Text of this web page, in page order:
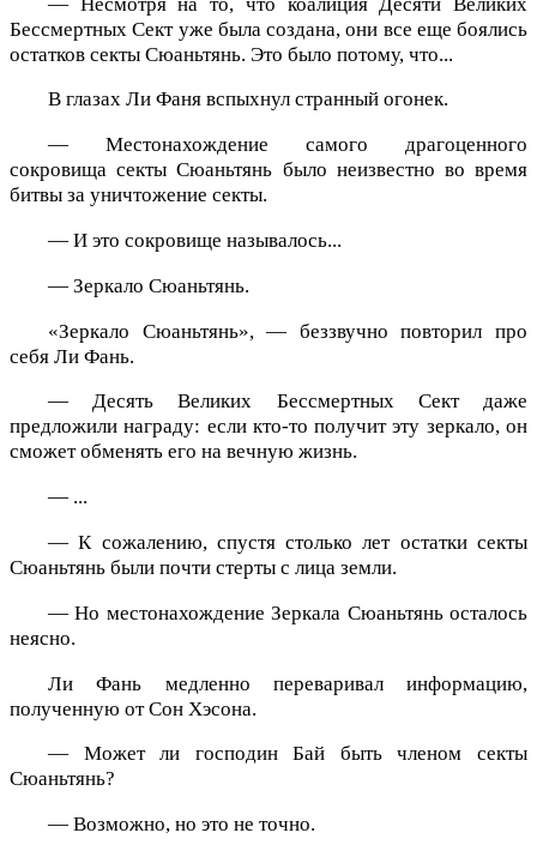
Бессмертных Сект уже была создана, они все еще боялись
остатков секты Сюаньтянь. Это было потому, что...
В глазах Ли Фаня вспыхнул странный огонек.
— Местонахождение самого драгоценного
сокровища секты Сюаньтянь было неизвестно во время
битвы за уничтожение секты.
— И это сокровище называлось...
— Зеркало Сюаньтянь.
«Зеркало Сюаньтянь», — беззвучно повторил про
себя Ли Фань.
— Десять Великих Бессмертных Сект даже
предложили награду: если кто-то получит эту зеркало, он
сможет обменять его на вечную жизнь.
— ...
— К сожалению, спустя столько лет остатки секты
Сюаньтянь были почти стерты с лица земли.
— Но местонахождение Зеркала Сюаньтянь осталось
неясно.
Ли Фань медленно переваривал информацию,
полученную от Сон Хэсона.
— Может ли господин Бай быть членом секты
Сюаньтянь?
— Возможно, но это не точно.